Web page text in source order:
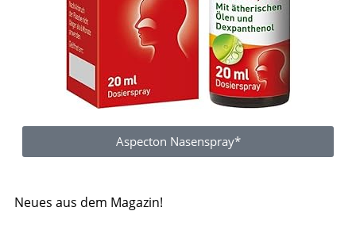
Aspecton Nasenspray*
Neues aus dem Magazin!